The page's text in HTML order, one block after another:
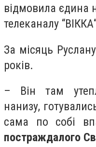
відмовила єдина
телеканалу
За місяць
років.
– Він там
нанизу,
сама по собі
постраждалого